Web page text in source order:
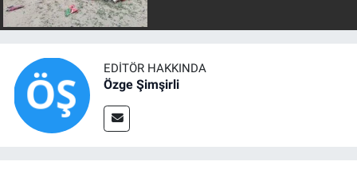
EDITÖR HAKKINDA
Özge Şimşirli